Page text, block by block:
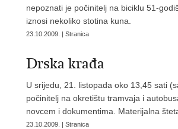
nepoznati je počinitelj na biciklu 51-
iznosi nekoliko stotina kuna.
23.10.2009. | Stranica
Drska krađa
U srijedu, 21. listopada oko 13,45 sati
počinitelj na okretištu tramvaja i
novcem i dokumentima. Materijalna
23.10.2009. | Stranica